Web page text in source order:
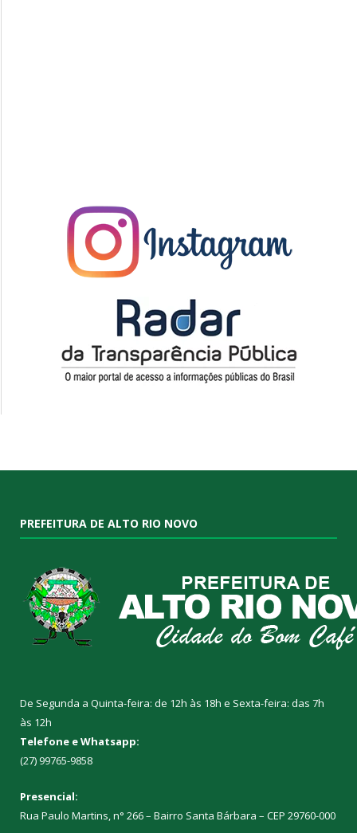
PREFEITURA DE ALTO RIO NOVO
De Segunda a Quinta-feira: de 12h às 18h e Sexta-feira: das 7h
às 12h
Telefone e Whatsapp:
(27) 99765-9858
Presencial:
Rua Paulo Martins, n° 266 – Bairro Santa Bárbara – CEP 29760-000